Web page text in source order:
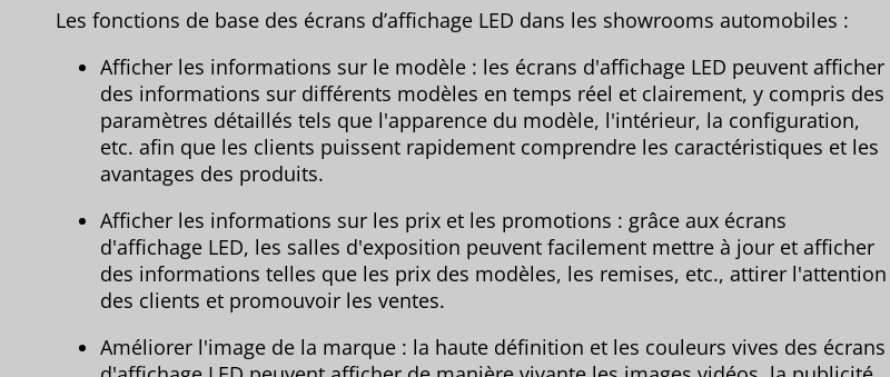
Les fonctions de base des écrans d’affichage LED dans les showrooms automobiles :
Afficher les informations sur le modèle : les écrans d'affichage LED peuvent afficher
des informations sur différents modèles en temps réel et clairement, y compris des
paramètres détaillés tels que l'apparence du modèle, l'intérieur, la configuration,
etc. afin que les clients puissent rapidement comprendre les caractéristiques et les
avantages des produits.
Afficher les informations sur les prix et les promotions : grâce aux écrans
d'affichage LED, les salles d'exposition peuvent facilement mettre à jour et afficher
des informations telles que les prix des modèles, les remises, etc., attirer l'attention
des clients et promouvoir les ventes.
Améliorer l'image de la marque : la haute définition et les couleurs vives des écrans